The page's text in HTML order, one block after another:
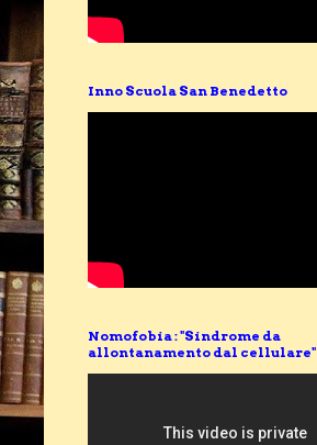
Inno Scuola San Benedetto
Nomofobia : "Sindrome da
allontanamento dal cellulare"